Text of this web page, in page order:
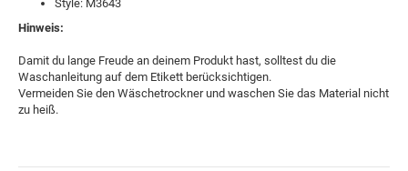
Style: M3643
Hinweis:
Damit du lange Freude an deinem Produkt hast, solltest du die
Waschanleitung auf dem Etikett berücksichtigen.
Vermeiden Sie den Wäschetrockner und waschen Sie das Material nicht
zu heiß.